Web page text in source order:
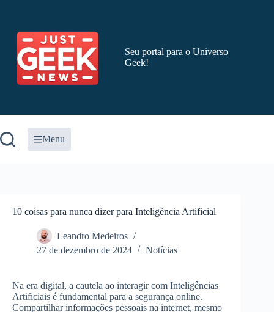
conteúdo
Seu portal para o Universo
Geek!
Menu
10 coisas para nunca dizer para Inteligência Artificial
Leandro Medeiros
27 de dezembro de 2024
Notícias
Na era digital, a cautela ao interagir com Inteligências
Artificiais é fundamental para a segurança online.
Compartilhar informações pessoais na internet, mesmo